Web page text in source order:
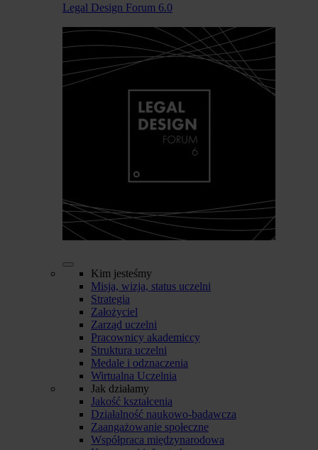
Legal Design Forum 6.0
Kim jesteśmy
Misja, wizja, status uczelni
Strategia
Założyciel
Zarząd uczelni
Pracownicy akademiccy
Struktura uczelni
Medale i odznaczenia
Wirtualna Uczelnia
Jak działamy
Jakość kształcenia
Działalność naukowo-badawcza
Zaangażowanie społeczne
Współpraca międzynarodowa